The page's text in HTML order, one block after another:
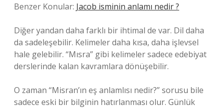
Benzer Konular: Jacob isminin anlamı nedir ?
Diğer yandan daha farklı bir ihtimal de var. Dil daha
da sadeleşebilir. Kelimeler daha kısa, daha işlevsel
hale gelebilir. “Mısra” gibi kelimeler sadece edebiyat
derslerinde kalan kavramlara dönüşebilir.
O zaman “Misran’ın eş anlamlısı nedir?” sorusu bile
sadece eski bir bilginin hatırlanması olur. Günlük